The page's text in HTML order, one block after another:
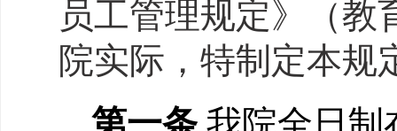
员工管理规定》（教
院实际，特制定本规